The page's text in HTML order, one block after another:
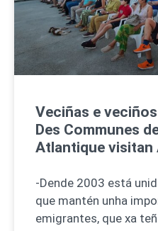
Veciñas e
Des Communes
Atlantique visitan
-Dende 2003 está
que mantén unha
emigrantes, que xa